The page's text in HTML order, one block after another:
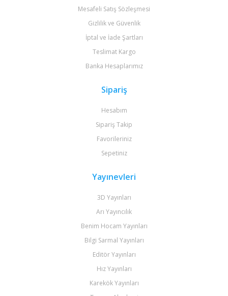
Mesafeli Satış Sözleşmesi
Gizlilik ve Güvenlik
İptal ve İade Şartları
Teslimat Kargo
Banka Hesaplarımız
Sipariş
Hesabım
Sipariş Takip
Favorileriniz
Sepetiniz
Yayınevleri
3D Yayınları
Arı Yayıncılık
Benim Hocam Yayınları
Bilgi Sarmal Yayınları
Editör Yayınları
Hız Yayınları
Karekök Yayınları